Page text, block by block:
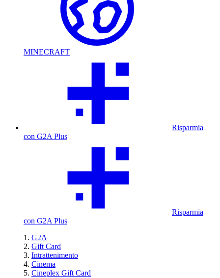
MINECRAFT
Risparmia
con G2A Plus
Risparmia
con G2A Plus
G2A
Gift Card
Intrattenimento
Cinema
Cineplex Gift Card